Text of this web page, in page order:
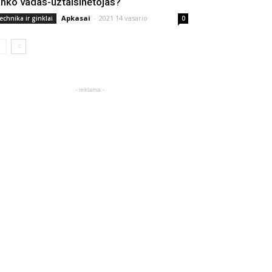
ir ginklai Apkasai - 2021 14 vasario 0
- reklama -